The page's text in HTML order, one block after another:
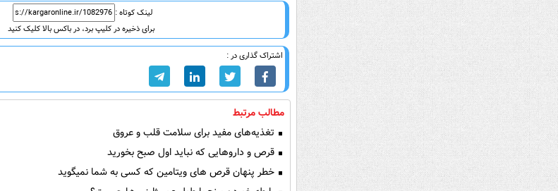
لینک کوتاه :
برای ذخیره در کلیپ برد، در باکس بالا کلیک کنید
اشتراک گذاری در :
مطالب مرتبط
تغذیه‌های مفید برای سلامت قلب و عروق
قرص و داروهایی که نباید اول صبح بخورید
خطر پنهان قرص های ویتامین که کسی به شما نمیگوید